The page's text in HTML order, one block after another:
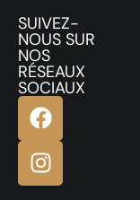
SUIVEZ-
NOUS SUR
NOS
RÉSEAUX
SOCIAUX